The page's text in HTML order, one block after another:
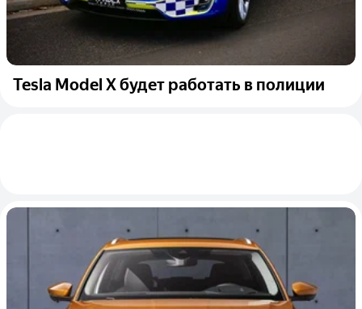
Tesla Model X будет работать в полиции